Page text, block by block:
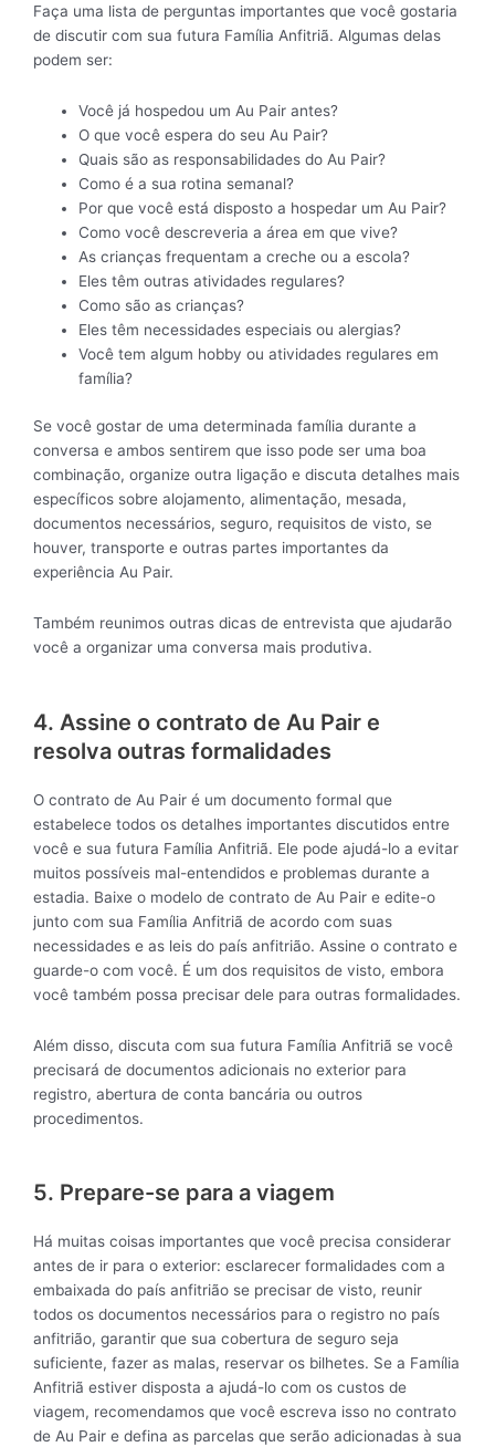
Faça uma lista de perguntas importantes que você gostaria
de discutir com sua futura Família Anfitriã. Algumas delas
podem ser:
Você já hospedou um Au Pair antes?
O que você espera do seu Au Pair?
Quais são as responsabilidades do Au Pair?
Como é a sua rotina semanal?
Por que você está disposto a hospedar um Au Pair?
Como você descreveria a área em que vive?
As crianças frequentam a creche ou a escola?
Eles têm outras atividades regulares?
Como são as crianças?
Eles têm necessidades especiais ou alergias?
Você tem algum hobby ou atividades regulares em
família?
Se você gostar de uma determinada família durante a
conversa e ambos sentirem que isso pode ser uma boa
combinação, organize outra ligação e discuta detalhes mais
específicos sobre alojamento, alimentação, mesada,
documentos necessários, seguro, requisitos de visto, se
houver, transporte e outras partes importantes da
experiência Au Pair.
Também reunimos outras dicas de entrevista que ajudarão
você a organizar uma conversa mais produtiva.
4. Assine o contrato de Au Pair e
resolva outras formalidades
O contrato de Au Pair é um documento formal que
estabelece todos os detalhes importantes discutidos entre
você e sua futura Família Anfitriã. Ele pode ajudá-lo a evitar
muitos possíveis mal-entendidos e problemas durante a
estadia. Baixe o modelo de contrato de Au Pair e edite-o
junto com sua Família Anfitriã de acordo com suas
necessidades e as leis do país anfitrião. Assine o contrato e
guarde-o com você. É um dos requisitos de visto, embora
você também possa precisar dele para outras formalidades.
Além disso, discuta com sua futura Família Anfitriã se você
precisará de documentos adicionais no exterior para
registro, abertura de conta bancária ou outros
procedimentos.
5. Prepare-se para a viagem
Há muitas coisas importantes que você precisa considerar
antes de ir para o exterior: esclarecer formalidades com a
embaixada do país anfitrião se precisar de visto, reunir
todos os documentos necessários para o registro no país
anfitrião, garantir que sua cobertura de seguro seja
suficiente, fazer as malas, reservar os bilhetes. Se a Família
Anfitriã estiver disposta a ajudá-lo com os custos de
viagem, recomendamos que você escreva isso no contrato
de Au Pair e defina as parcelas que serão adicionadas à sua